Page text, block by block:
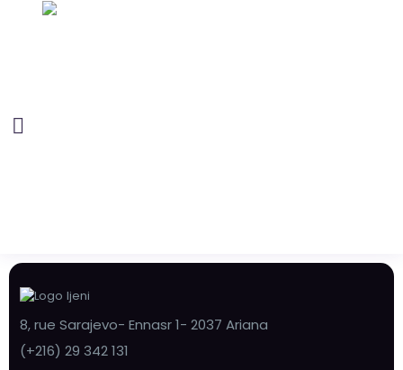
8, rue Sarajevo- Ennasr 1- 2037 Ariana
(+216) 29 342 131